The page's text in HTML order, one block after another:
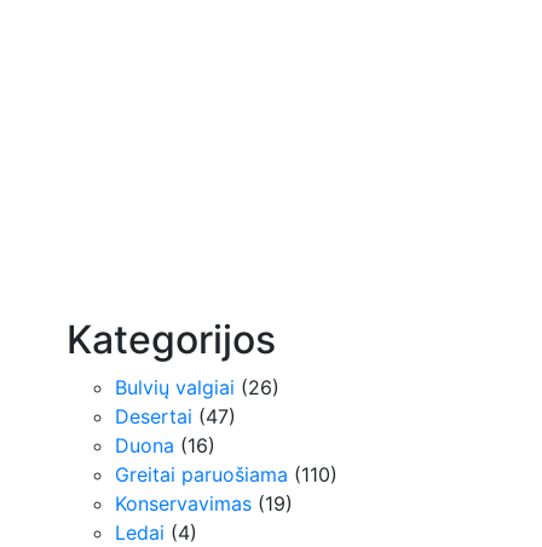
Kategorijos
Bulvių valgiai (26)
Desertai (47)
Duona (16)
Greitai paruošiama (110)
Konservavimas (19)
Ledai (4)